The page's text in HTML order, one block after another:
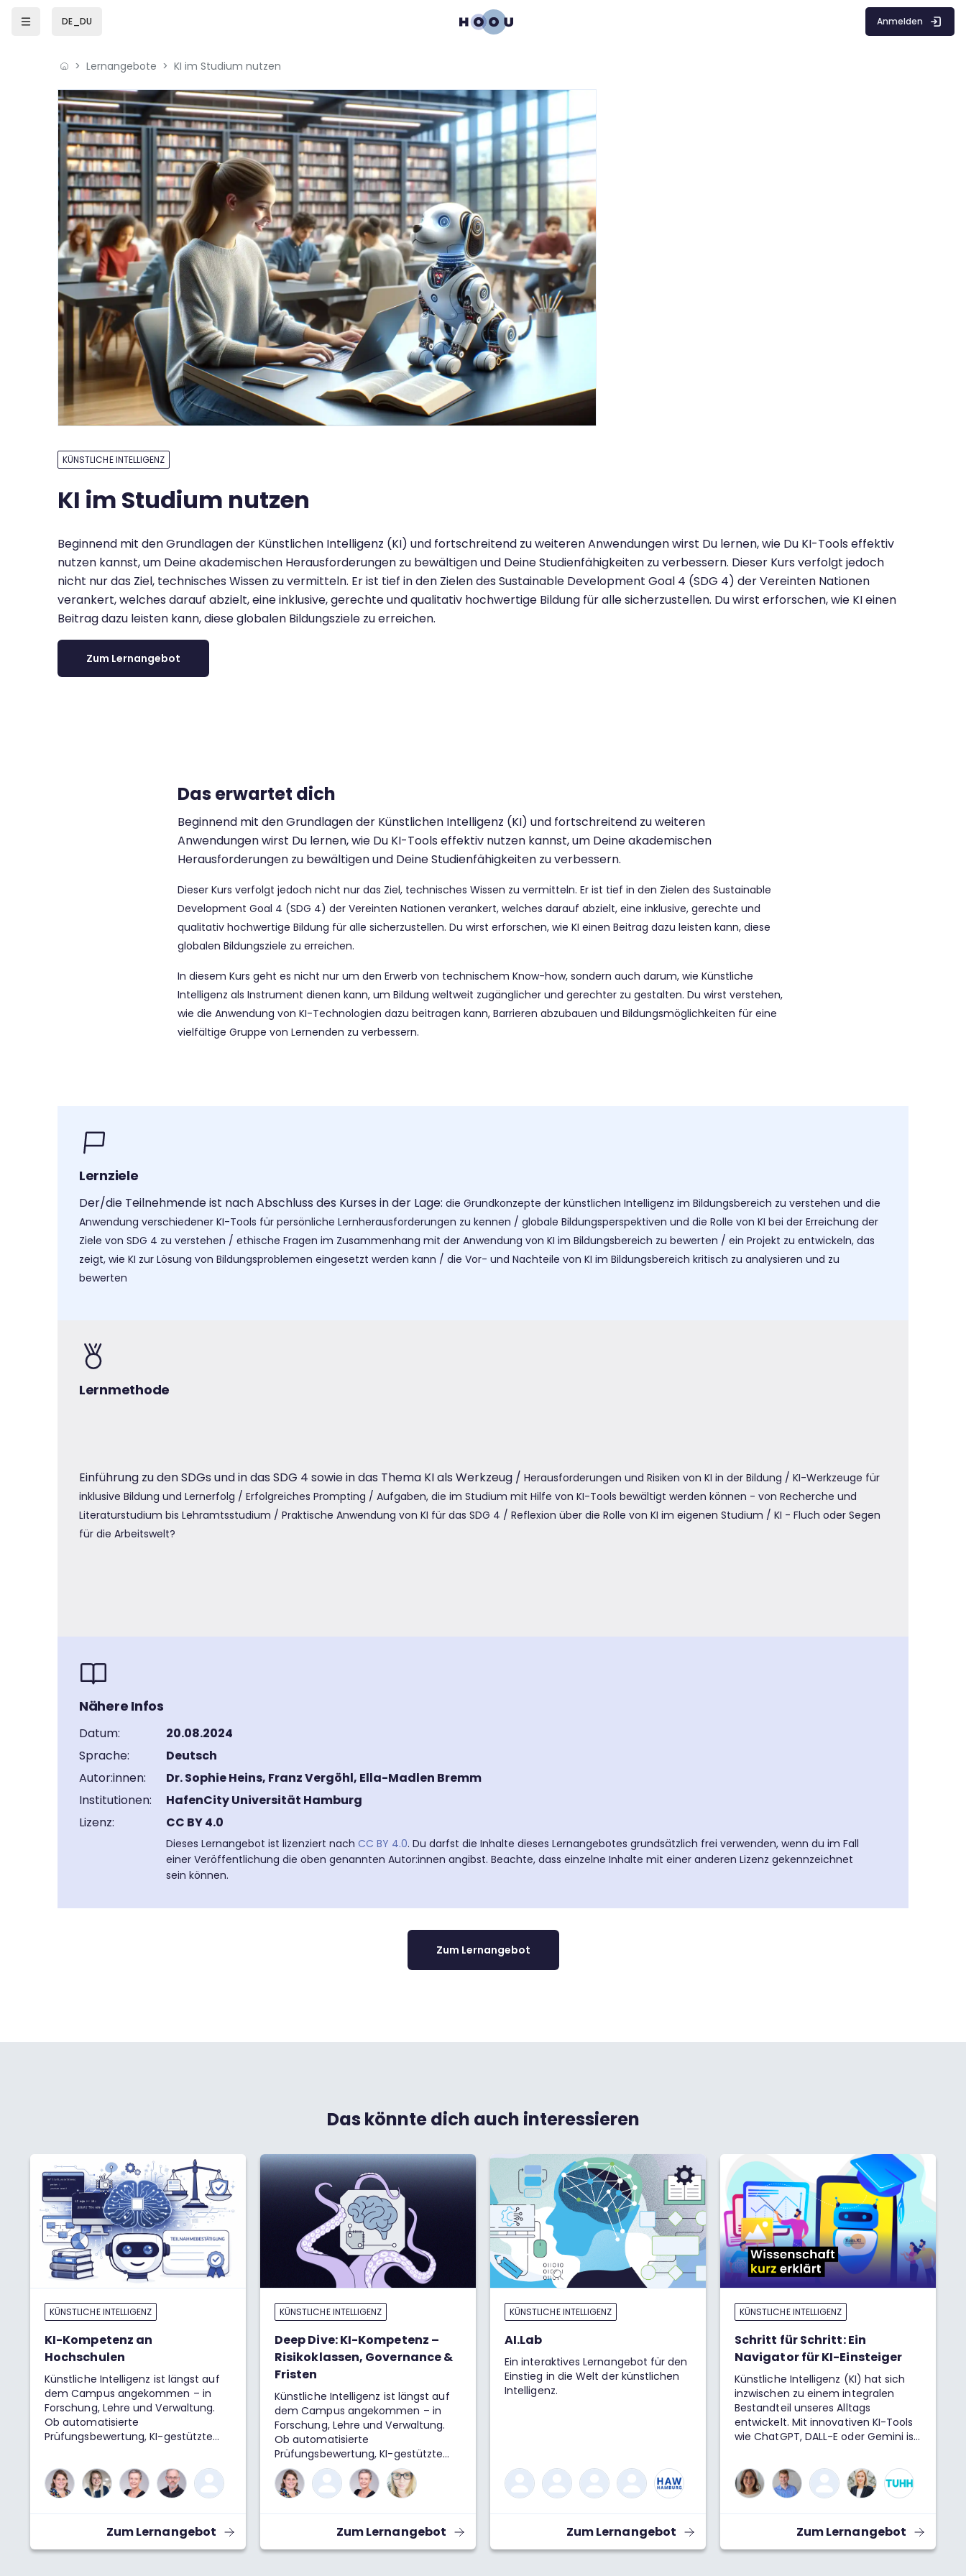
DE_DU Anmelden
Lernangebote KI im Studium nutzen
KÜNSTLICHE INTELLIGENZ
KI im Studium nutzen
Beginnend mit den Grundlagen der Künstlichen Intelligenz (KI) und fortschreitend zu weiteren Anwendungen wirst Du lernen, wie Du KI-Tools effektiv
nutzen kannst, um Deine akademischen Herausforderungen zu bewältigen und Deine Studienfähigkeiten zu verbessern. Dieser Kurs verfolgt jedoch
nicht nur das Ziel, technisches Wissen zu vermitteln. Er ist tief in den Zielen des Sustainable Development Goal 4 (SDG 4) der Vereinten Nationen
verankert, welches darauf abzielt, eine inklusive, gerechte und qualitativ hochwertige Bildung für alle sicherzustellen. Du wirst erforschen, wie KI einen
Beitrag dazu leisten kann, diese globalen Bildungsziele zu erreichen.
Zum Lernangebot
Das erwartet dich
Beginnend mit den Grundlagen der Künstlichen Intelligenz (KI) und fortschreitend zu weiteren
Anwendungen wirst Du lernen, wie Du KI-Tools effektiv nutzen kannst, um Deine akademischen
Herausforderungen zu bewältigen und Deine Studienfähigkeiten zu verbessern.
Dieser Kurs verfolgt jedoch nicht nur das Ziel, technisches Wissen zu vermitteln. Er ist tief in den Zielen des Sustainable
Development Goal 4 (SDG 4) der Vereinten Nationen verankert, welches darauf abzielt, eine inklusive, gerechte und
qualitativ hochwertige Bildung für alle sicherzustellen. Du wirst erforschen, wie KI einen Beitrag dazu leisten kann, diese
globalen Bildungsziele zu erreichen.
In diesem Kurs geht es nicht nur um den Erwerb von technischem Know-how, sondern auch darum, wie Künstliche
Intelligenz als Instrument dienen kann, um Bildung weltweit zugänglicher und gerechter zu gestalten. Du wirst verstehen,
wie die Anwendung von KI-Technologien dazu beitragen kann, Barrieren abzubauen und Bildungsmöglichkeiten für eine
vielfältige Gruppe von Lernenden zu verbessern.
Lernziele
Der/die Teilnehmende ist nach Abschluss des Kurses in der Lage: die Grundkonzepte der künstlichen Intelligenz im Bildungsbereich zu verstehen und die
Anwendung verschiedener KI-Tools für persönliche Lernherausforderungen zu kennen / globale Bildungsperspektiven und die Rolle von KI bei der Erreichung der
Ziele von SDG 4 zu verstehen / ethische Fragen im Zusammenhang mit der Anwendung von KI im Bildungsbereich zu bewerten / ein Projekt zu entwickeln, das
zeigt, wie KI zur Lösung von Bildungsproblemen eingesetzt werden kann / die Vor- und Nachteile von KI im Bildungsbereich kritisch zu analysieren und zu
bewerten
Lernmethode
Einführung zu den SDGs und in das SDG 4 sowie in das Thema KI als Werkzeug / Herausforderungen und Risiken von KI in der Bildung / KI-Werkzeuge für
inklusive Bildung und Lernerfolg / Erfolgreiches Prompting / Aufgaben, die im Studium mit Hilfe von KI-Tools bewältigt werden können - von Recherche und
Literaturstudium bis Lehramtsstudium / Praktische Anwendung von KI für das SDG 4 / Reflexion über die Rolle von KI im eigenen Studium / KI - Fluch oder Segen
für die Arbeitswelt?
Nähere Infos
Datum:
20.08.2024
Sprache:
Deutsch
Autor:innen:
Dr. Sophie Heins, Franz Vergöhl, Ella-Madlen Bremm
Institutionen:
HafenCity Universität Hamburg
Lizenz:
CC BY 4.0
Dieses Lernangebot ist lizenziert nach CC BY 4.0. Du darfst die Inhalte dieses Lernangebotes grundsätzlich frei verwenden, wenn du im Fall
einer Veröffentlichung die oben genannten Autor:innen angibst. Beachte, dass einzelne Inhalte mit einer anderen Lizenz gekennzeichnet
sein können.
Zum Lernangebot
Das könnte dich auch interessieren
KÜNSTLICHE INTELLIGENZ
KI-Kompetenz an
Hochschulen
Künstliche Intelligenz ist längst auf
dem Campus angekommen – in
Forschung, Lehre und Verwaltung.
Ob automatisierte
Prüfungsbewertung, KI-gestützte
Studienalltag: Der
verantwortungsvolle Umgang mit KI
ist zu einer zentralen
praxisnahes Wissen über technische
Grundlagen, ethische
Zum Lernangebot
KÜNSTLICHE INTELLIGENZ
Deep Dive: KI-Kompetenz –
Risikoklassen, Governance &
Fristen
Künstliche Intelligenz ist längst auf
dem Campus angekommen – in
Forschung, Lehre und Verwaltung.
Ob automatisierte
Prüfungsbewertung, KI-gestützte
Beratung oder generative Tools im
Studienalltag: Der
verantwortungsvolle Umgang mit KI
ist zu einer zentralen
Zukunftsaufgabe für Hochschulen
geworden. Dieser Kurs vermittelt
praxisnahes Wissen über technische
Zum Lernangebot
KÜNSTLICHE INTELLIGENZ
AI.Lab
Ein interaktives Lernangebot für den
Einstieg in die Welt der künstlichen
Intelligenz.
Zum Lernangebot
KÜNSTLICHE INTELLIGENZ
Schritt für Schritt: Ein
Navigator für KI-Einsteiger
Künstliche Intelligenz (KI) hat sich
inzwischen zu einem integralen
Bestandteil unseres Alltags
entwickelt. Mit innovativen KI-Tools
wie ChatGPT, DALL-E oder Gemini ist
zu generieren, Musik zu
komponieren und komplexe
Probleme zu lösen.KI bietet
mit sich. Daher ist es von
Bedeutung, sich aktiv mit diesem
Zum Lernangebot